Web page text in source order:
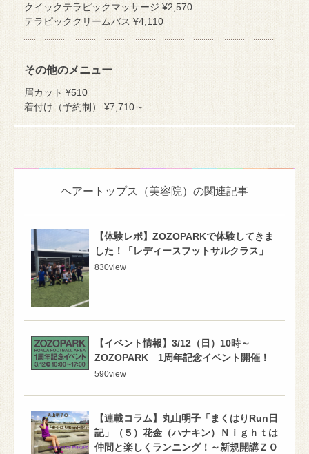
クイックテラピックマッサージ ¥2,570
テラピッククリームバス ¥4,110
その他のメニュー
眉カット ¥510
着付け（予約制） ¥7,710～
ヘアートップス（美容院）の関連記事
【体験レポ】ZOZOPARKで体験してきま
した！「レディースフットサルクラス」
830view
【イベント情報】3/12（日）10時～
ZOZOPARK 1周年記念イベント開催！
590view
【連載コラム】丸山明子「まくはりRun日
記」（５）花金（ハナキン）Ｎｉｇｈｔは
仲間と楽しくランニング！～新規開講ＺＯ